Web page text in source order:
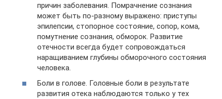
причин заболевания. Помрачнение сознания
может быть по-разному выражено: приступы
эпилепсии, стопорное состояние, сопор, кома,
помутнение сознания, обморок. Развитие
отечности всегда будет сопровождаться
наращиванием глубины обморочного состояния
человека.
Боли в голове. Головные боли в результате
развития отека наблюдаются только у тех